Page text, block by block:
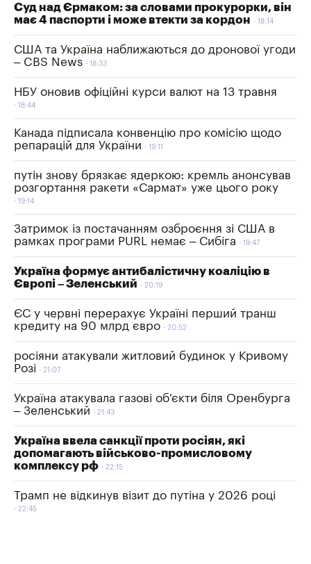
Суд над Єрмаком: за словами прокурорки, він
має 4 паспорти і може втекти за кордон
18:14
США та Україна наближаються до дронової угоди
– CBS News
18:33
НБУ оновив офіційні курси валют на 13 травня
18:44
Канада підписала конвенцію про комісію щодо
репарацій для України
19:11
путін знову брязкає ядеркою: кремль анонсував
розгортання ракети «Сармат» уже цього року
19:14
Затримок із постачанням озброєння зі США в
рамках програми PURL немає – Сибіга
19:47
Україна формує антибалістичну коаліцію в
Європі – Зеленський
20:19
ЄС у червні перерахує Україні перший транш
кредиту на 90 млрд євро
20:52
росіяни атакували житловий будинок у Кривому
Розі
21:07
Україна атакувала газові об'єкти біля Оренбурга
– Зеленський
21:43
Україна ввела санкції проти росіян, які
допомагають військово-промисловому
комплексу рф
22:15
Трамп не відкинув візит до путіна у 2026 році
22:45